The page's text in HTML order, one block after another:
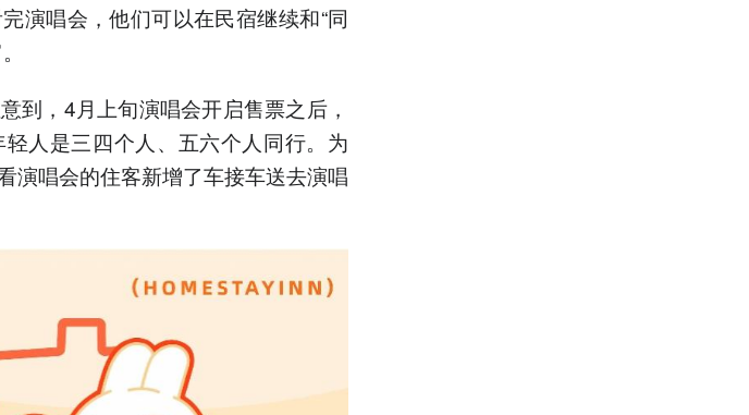
演唱会，他们可以在民宿继续和“同
到，4月上旬演唱会开启售票之后，
人是三四个人、五六个人同行。为
演唱会的住客新增了车接车送去演唱